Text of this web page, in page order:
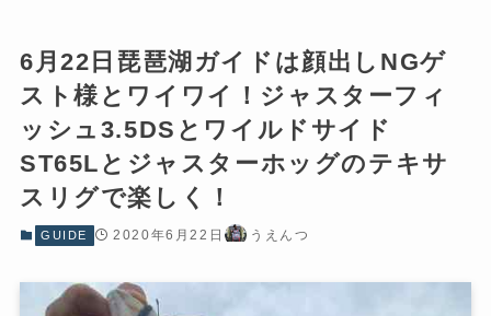
6月22日琵琶湖ガイドは顔出しNGゲ
スト様とワイワイ！ジャスターフィ
ッシュ3.5DSとワイルドサイド
ST65Lとジャスターホッグのテキサ
スリグで楽しく！
GUIDE 2020年6月22日 うえんつ